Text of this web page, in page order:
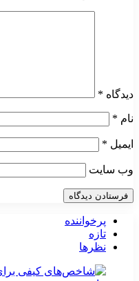
دیدگاه *
نام *
ایمیل *
وب‌ سایت
پرخواننده
تازه
نظرها